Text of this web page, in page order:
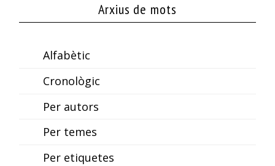
Arxius de mots
Alfabètic
Cronològic
Per autors
Per temes
Per etiquetes